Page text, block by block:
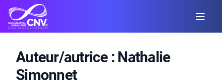
Auteur/autrice : Nathalie
Simonnet